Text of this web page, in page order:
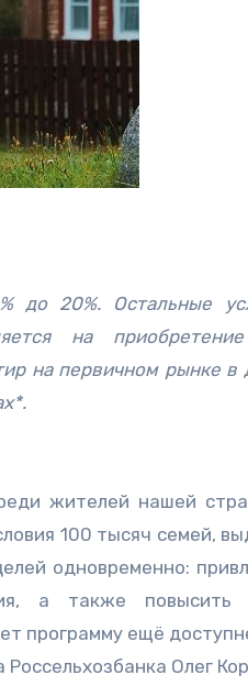
до 20%. Остальные
на
на первичном рынке в
жителей нашей
100 тысяч семей,
одновременно:
а также повысить
программу ещё
Олег